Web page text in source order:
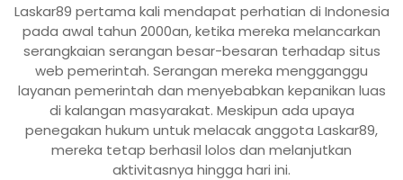
Laskar89 pertama kali mendapat perhatian di Indonesia
pada awal tahun 2000an, ketika mereka melancarkan
serangkaian serangan besar-besaran terhadap situs
web pemerintah. Serangan mereka mengganggu
layanan pemerintah dan menyebabkan kepanikan luas
di kalangan masyarakat. Meskipun ada upaya
penegakan hukum untuk melacak anggota Laskar89,
mereka tetap berhasil lolos dan melanjutkan
aktivitasnya hingga hari ini.